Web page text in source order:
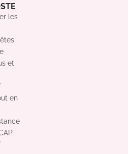
les
et
en